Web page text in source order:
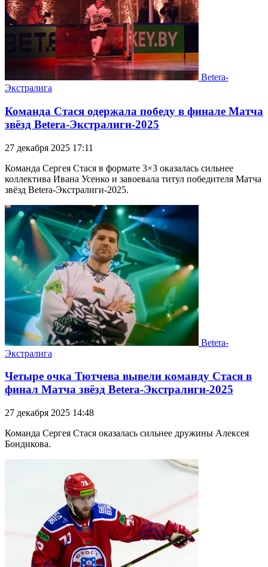
Betera-
Экстралига
Команда Стася одержала победу в финале Матча
звёзд Betera-Экстралиги-2025
27 декабря 2025 17:11
Команда Сергея Стася в формате 3×3 оказалась сильнее
коллектива Ивана Усенко и завоевала титул победителя Матча
звёзд Betera-Экстралиги-2025.
Betera-
Экстралига
Четыре очка Тютчева вывели команду Стася в
финал Матча звёзд Betera-Экстралиги-2025
27 декабря 2025 14:48
Команда Сергея Стася оказалась сильнее дружины Алексея
Бондикова.